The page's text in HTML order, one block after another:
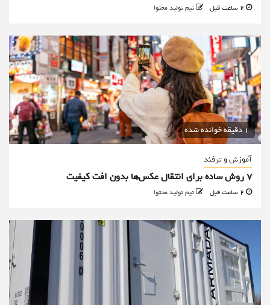
تیم تولید محتوا
1 دقیقه خوانده شده
آموزش و ترفند
۷ روش ساده برای انتقال عکس‌ها بدون افت کیفیت
تیم تولید محتوا